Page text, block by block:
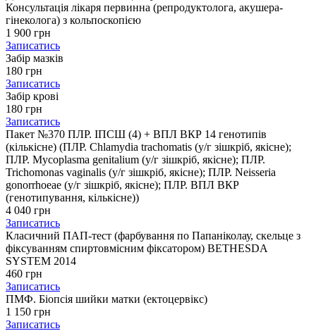
Консультація лікаря первинна (репродуктолога, акушера-
гінеколога) з кольпоскопією
1 900 грн
Записатись
Забір мазків
180 грн
Записатись
Забір крові
180 грн
Записатись
Пакет №370 ПЛР. ІПСШ (4) + ВПЛ ВКР 14 генотипів
(кількісне) (ПЛР. Chlamydia trachomatis (у/г зішкріб, якісне);
ПЛР. Mycoplasma genitalium (у/г зішкріб, якісне); ПЛР.
Trichomonas vaginalis (у/г зішкріб, якісне); ПЛР. Neisseria
gonorrhoeae (у/г зішкріб, якісне); ПЛР. ВПЛ ВКР
(генотипування, кількісне))
4 040 грн
Записатись
Класичний ПАП-тест (фарбування по Папаніколау, скельце з
фіксуванням спиртовмісним фіксатором) BETHESDA
SYSTEM 2014
460 грн
Записатись
ПМФ. Біопсія шийки матки (ектоцервікс)
1 150 грн
Записатись